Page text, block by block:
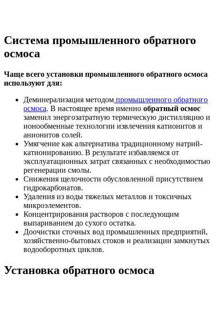
Система промышленного обратного
осмоса
Чаще всего установки промышленного обратного осмоса
используют для:
Деминерализация методом промышленного обратного
осмоса. В настоящее время именно обратный осмос
заменил энергозатратную термическую дистилляцию и
ионообменные технологии извлечения катионитов и
анионитов солей.
Умягчение как альтернатива традиционному натрий-
катионированию. В результате избавляемся от
эксплуатационных затрат связанных с необходимостью
регенерации смолы.
Снижения щелочности обусловленной присутствием
гидрокарбонатов.
Удаления из воды тяжелых металлов и токсичных
микроэлементов.
Концентрирования растворов с последующим
выпариванием до сухого остатка.
Доочистки сточных вод промышленных предприятий,
хозяйственно-бытовых стоков и реализации замкнутых
водооборотных циклов.
Установка обратного осмоса